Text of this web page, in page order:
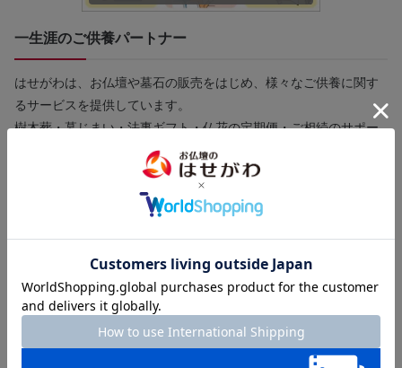
一生涯のご供養パートナー
はせがわは、お仏壇や墓石の販売をはじめ、様々なご供養に関す
るサービスを提供しています。
樹木葬・墓じまい・法事ギフト・仏花の定期便・ご相続のサポー
ト・遺品整理まで、一生涯のパートナーとしてお客様のお悩みに
寄り添い、ご供養に関する様々なご要望にお応えします。
直営店130店舗以上の「はせがわ」にぜひご相談ください。
【店舗一覧】はこちら＞＞
【墓石の販売】や【終活・相続】は各詳細ページをご確認くだ
商品についてのご相談・お問い合わせ